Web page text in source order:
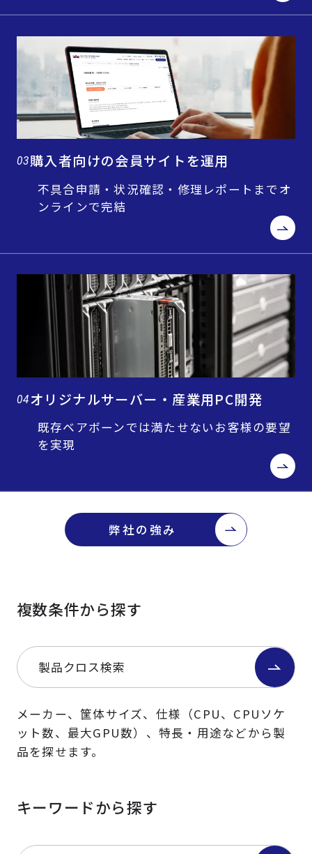
03購入者向けの会員サイトを運用
不具合申請・状況確認・修理レポートまでオ
ンラインで完結
04オリジナルサーバー・産業用PC開発
既存ベアボーンでは満たせないお客様の要望
を実現
弊社の強み
複数条件から探す
製品クロス検索
メーカー、筐体サイズ、仕様（CPU、CPUソケ
ット数、最大GPU数）、特長・用途などから製
品を探せます。
キーワードから探す